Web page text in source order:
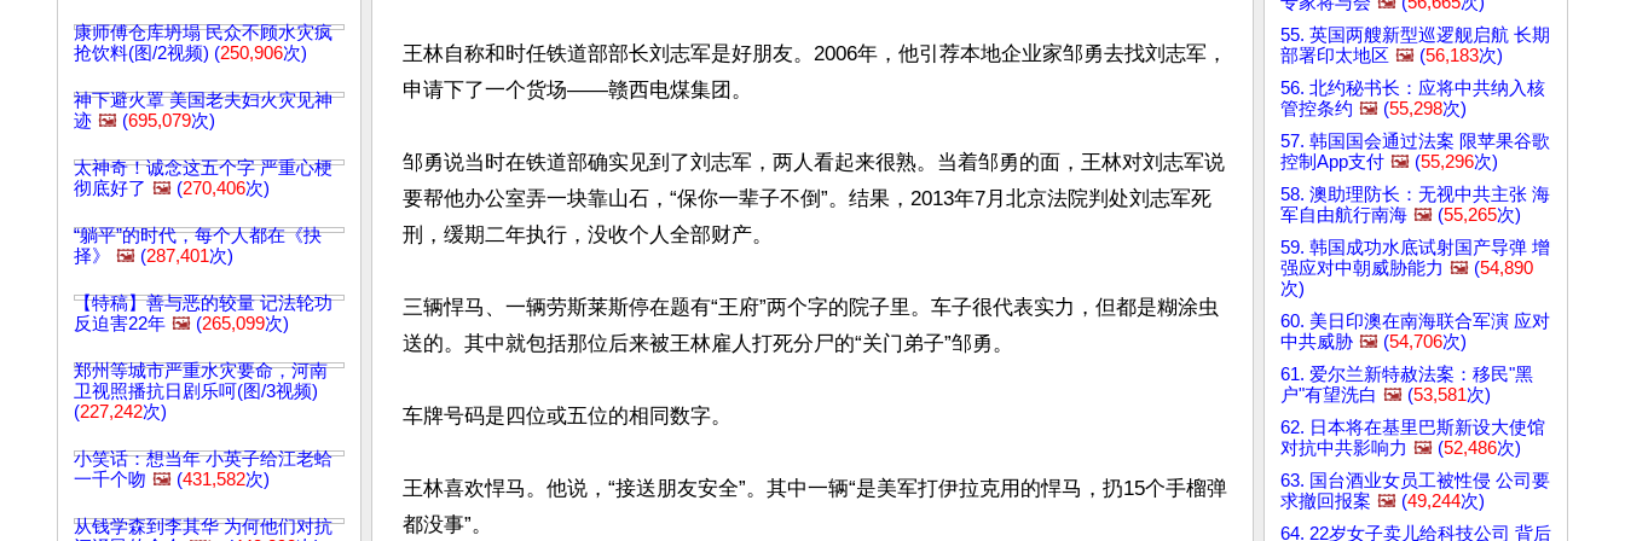
康师傅仓库坍塌 民众不顾水灾疯
抢饮料(图/2视频) (250,906次)
神下避火罩 美国老夫妇火灾见神
迹 🖼️ (695,079次)
太神奇！诚念这五个字 严重心梗
彻底好了 🖼️ (270,406次)
“躺平”的时代，每个人都在《抉
择》
🖼️ (287,401次)
【特稿】善与恶的较量 记法轮功
反迫害22年 🖼️ (265,099次)
郑州等城市严重水灾要命，河南
卫视照播抗日剧乐呵(图/3视频)
(227,242次)
小笑话：想当年 小英子给江老蛤
一千个吻 🖼️ (431,582次)
从钱学森到李其华 为何他们对抗
王林自称和时任铁道部部长刘志军是好朋友。2006年，他引荐本地企业家邹勇去找刘志军，
申请下了一个货场——赣西电煤集团。
邹勇说当时在铁道部确实见到了刘志军，两人看起来很熟。当着邹勇的面，王林对刘志军说
要帮他办公室弄一块靠山石，“保你一辈子不倒”。结果，2013年7月北京法院判处刘志军死
刑，缓期二年执行，没收个人全部财产。
三辆悍马、一辆劳斯莱斯停在题有“王府”两个字的院子里。车子很代表实力，但都是糊涂虫
送的。其中就包括那位后来被王林雇人打死分尸的“关门弟子”邹勇。
车牌号码是四位或五位的相同数字。
王林喜欢悍马。他说，“接送朋友安全”。其中一辆“是美军打伊拉克用的悍马，扔15个手榴弹
都没事”。
55. 英国两艘新型巡逻舰启航 长期
部署印太地区 🖼️ (56,183次)
56. 北约秘书长：应将中共纳入核
管控条约 🖼️ (55,298次)
57. 韩国国会通过法案 限苹果谷歌
控制App支付 🖼️ (55,296次)
58. 澳助理防长：无视中共主张 海
军自由航行南海 🖼️ (55,265次)
59. 韩国成功水底试射国产导弹 增
强应对中朝威胁能力 🖼️ (54,890
次)
60. 美日印澳在南海联合军演 应对
中共威胁 🖼️ (54,706次)
61. 爱尔兰新特赦法案：移民"黑
户"有望洗白 🖼️ (53,581次)
62. 日本将在基里巴斯新设大使馆
对抗中共影响力 🖼️ (52,486次)
63. 国台酒业女员工被性侵 公司要
求撤回报案 🖼️ (49,244次)
64. 22岁女子卖儿给科技公司 背后